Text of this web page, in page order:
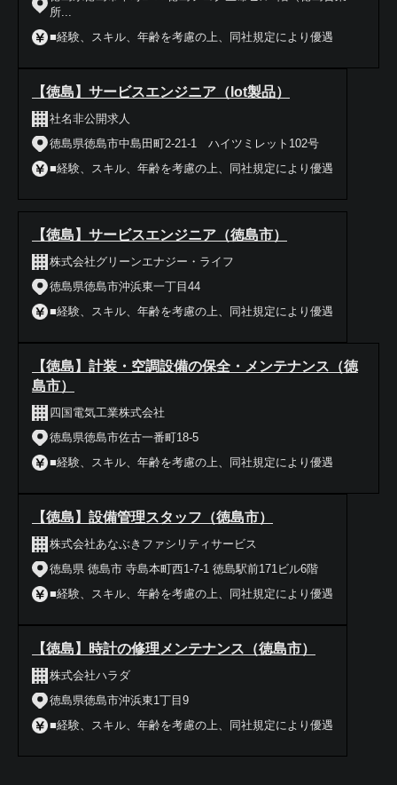
所...
■経験、スキル、年齢を考慮の上、同社規定により優遇
【徳島】サービスエンジニア（Iot製品）
社名非公開求人
徳島県徳島市中島田町2-21-1 ハイツミレット102号
■経験、スキル、年齢を考慮の上、同社規定により優遇
【徳島】サービスエンジニア（徳島市）
株式会社グリーンエナジー・ライフ
徳島県徳島市沖浜東一丁目44
■経験、スキル、年齢を考慮の上、同社規定により優遇
【徳島】計装・空調設備の保全・メンテナンス（徳
島市）
四国電気工業株式会社
徳島県徳島市佐古一番町18-5
■経験、スキル、年齢を考慮の上、同社規定により優遇
【徳島】設備管理スタッフ（徳島市）
株式会社あなぶきファシリティサービス
徳島県 徳島市 寺島本町西1-7-1 徳島駅前171ビル6階
■経験、スキル、年齢を考慮の上、同社規定により優遇
【徳島】時計の修理メンテナンス（徳島市）
株式会社ハラダ
徳島県徳島市沖浜東1丁目9
■経験、スキル、年齢を考慮の上、同社規定により優遇